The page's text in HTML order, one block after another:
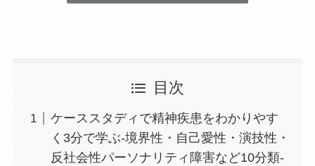
目次
ケーススタディで精神疾患をわかりやす
く3分で学ぶ-境界性・自己愛性・演技性・
反社会性パーソナリティ障害など10分類-